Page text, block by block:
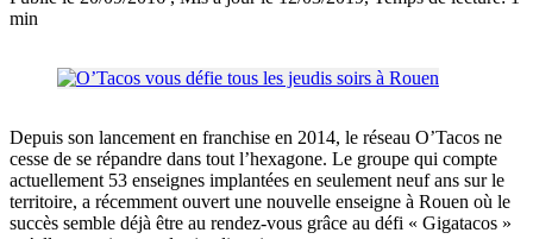
min
Depuis son lancement en franchise en 2014, le réseau O’Tacos ne
cesse de se répandre dans tout l’hexagone. Le groupe qui compte
actuellement 53 enseignes implantées en seulement neuf ans sur le
territoire, a récemment ouvert une nouvelle enseigne à Rouen où le
succès semble déjà être au rendez-vous grâce au défi « Gigatacos »